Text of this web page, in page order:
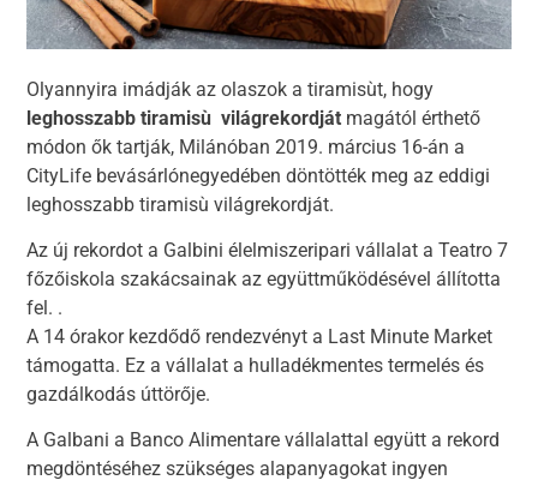
Olyannyira imádják az olaszok a tiramisùt, hogy
leghosszabb tiramisù világrekordját magától érthető
módon ők tartják, Milánóban 2019. március 16-án a
CityLife bevásárlónegyedében döntötték meg az eddigi
leghosszabb tiramisù világrekordját.
Az új rekordot a Galbini élelmiszeripari vállalat a Teatro 7
főzőiskola szakácsainak az együttműködésével állította
fel. .
A 14 órakor kezdődő rendezvényt a Last Minute Market
támogatta. Ez a vállalat a hulladékmentes termelés és
gazdálkodás úttörője.
A Galbani a Banco Alimentare vállalattal együtt a rekord
megdöntéséhez szükséges alapanyagokat ingyen